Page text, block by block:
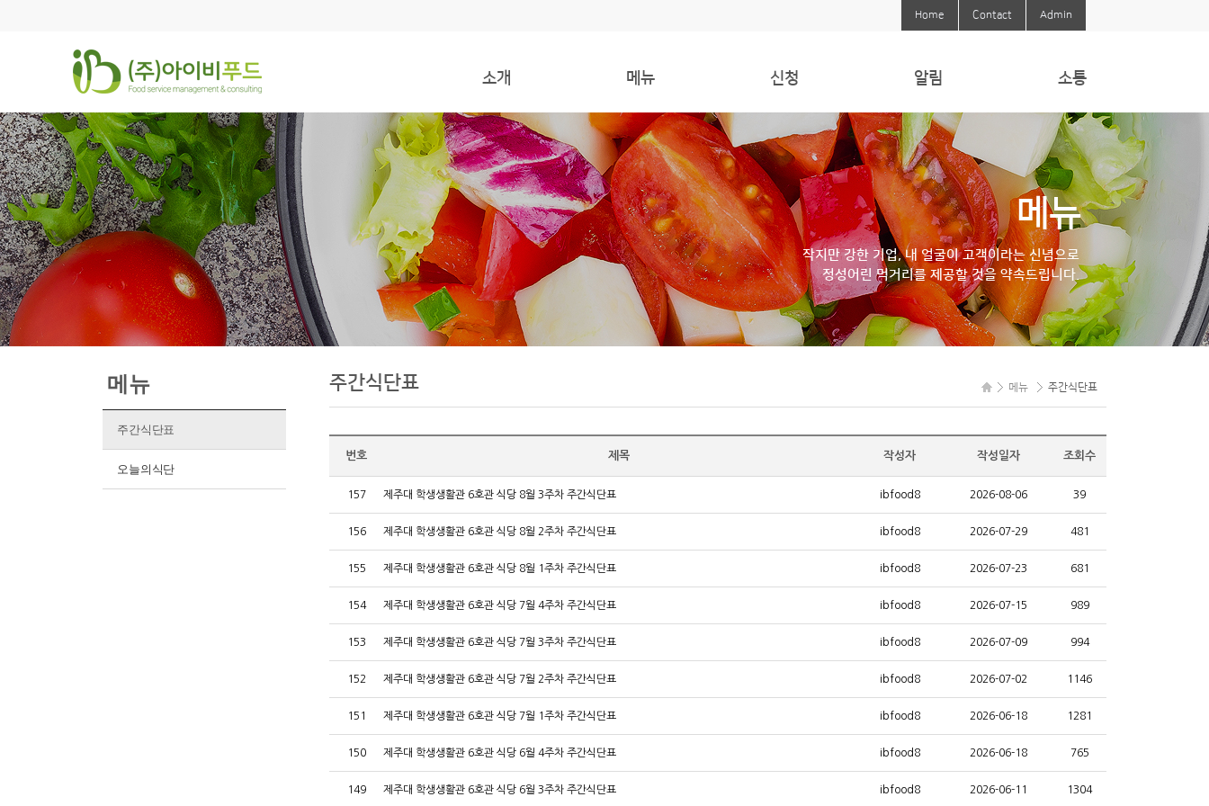
Home Contact Admin
소개
인사말
오시는 길
메뉴
주간식단표
오늘의식단
신청
환불신청
알림
알림
소통
Q&A
식당에바란다
메뉴
작지만 강한 기업, 내 얼굴이 고객이라는 신념으로
정성어린 먹거리를 제공할 것을 약속드립니다.
메뉴
주간식단표
오늘의식단
메뉴 주간식단표
주간식단표
번호 제목 작성자 작성일자 조회수
157 제주대 학생생활관 6호관 식당 8월 3주차 주간식단표 ibfood8 2026-08-06 39
156 제주대 학생생활관 6호관 식당 8월 2주차 주간식단표 ibfood8 2026-07-29 481
155 제주대 학생생활관 6호관 식당 8월 1주차 주간식단표 ibfood8 2026-07-23 681
154 제주대 학생생활관 6호관 식당 7월 4주차 주간식단표 ibfood8 2026-07-15 989
153 제주대 학생생활관 6호관 식당 7월 3주차 주간식단표 ibfood8 2026-07-09 994
152 제주대 학생생활관 6호관 식당 7월 2주차 주간식단표 ibfood8 2026-07-02 1146
151 제주대 학생생활관 6호관 식당 7월 1주차 주간식단표 ibfood8 2026-06-18 1281
150 제주대 학생생활관 6호관 식당 6월 4주차 주간식단표 ibfood8 2026-06-18 765
149 제주대 학생생활관 6호관 식당 6월 3주차 주간식단표 ibfood8 2026-06-11 1304